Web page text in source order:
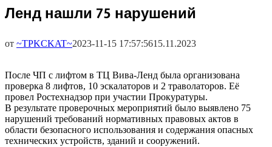
Ленд нашли 75 нарушений
от ~TPKCKAT~2023-11-15 17:57:5615.11.2023
После ЧП с лифтом в ТЦ Вива-Ленд была организована
проверка 8 лифтов, 10 эскалаторов и 2 траволаторов. Её
провел Ростехнадзор при участии Прокуратуры.
В результате проверочных мероприятий было выявлено 75
нарушений требований нормативных правовых актов в
области безопасного использования и содержания опасных
технических устройств, зданий и сооружений.